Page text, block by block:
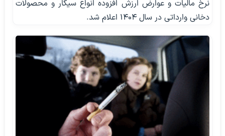
نرخ مالیات و عوارض ارزش افزوده انواع سیگار و محصولات
دخانی وارداتی در سال ۱۴۰۴ اعلام شد.